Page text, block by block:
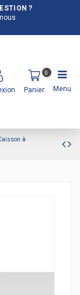
?
0
Panier Menu
à